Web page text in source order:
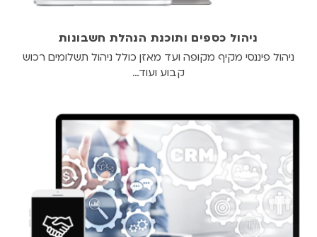
ניהול כספים ותוכנת הנהלת חשבונות
ניהול פיננסי מקיף מקופה ועד מאזן כולל ניהול תשלומים רכוש
קבוע ועוד…